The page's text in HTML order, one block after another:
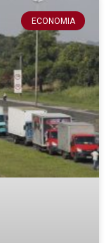
ECONOMIA